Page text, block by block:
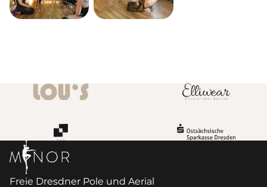
Freie Dresdner Pole und Aerial